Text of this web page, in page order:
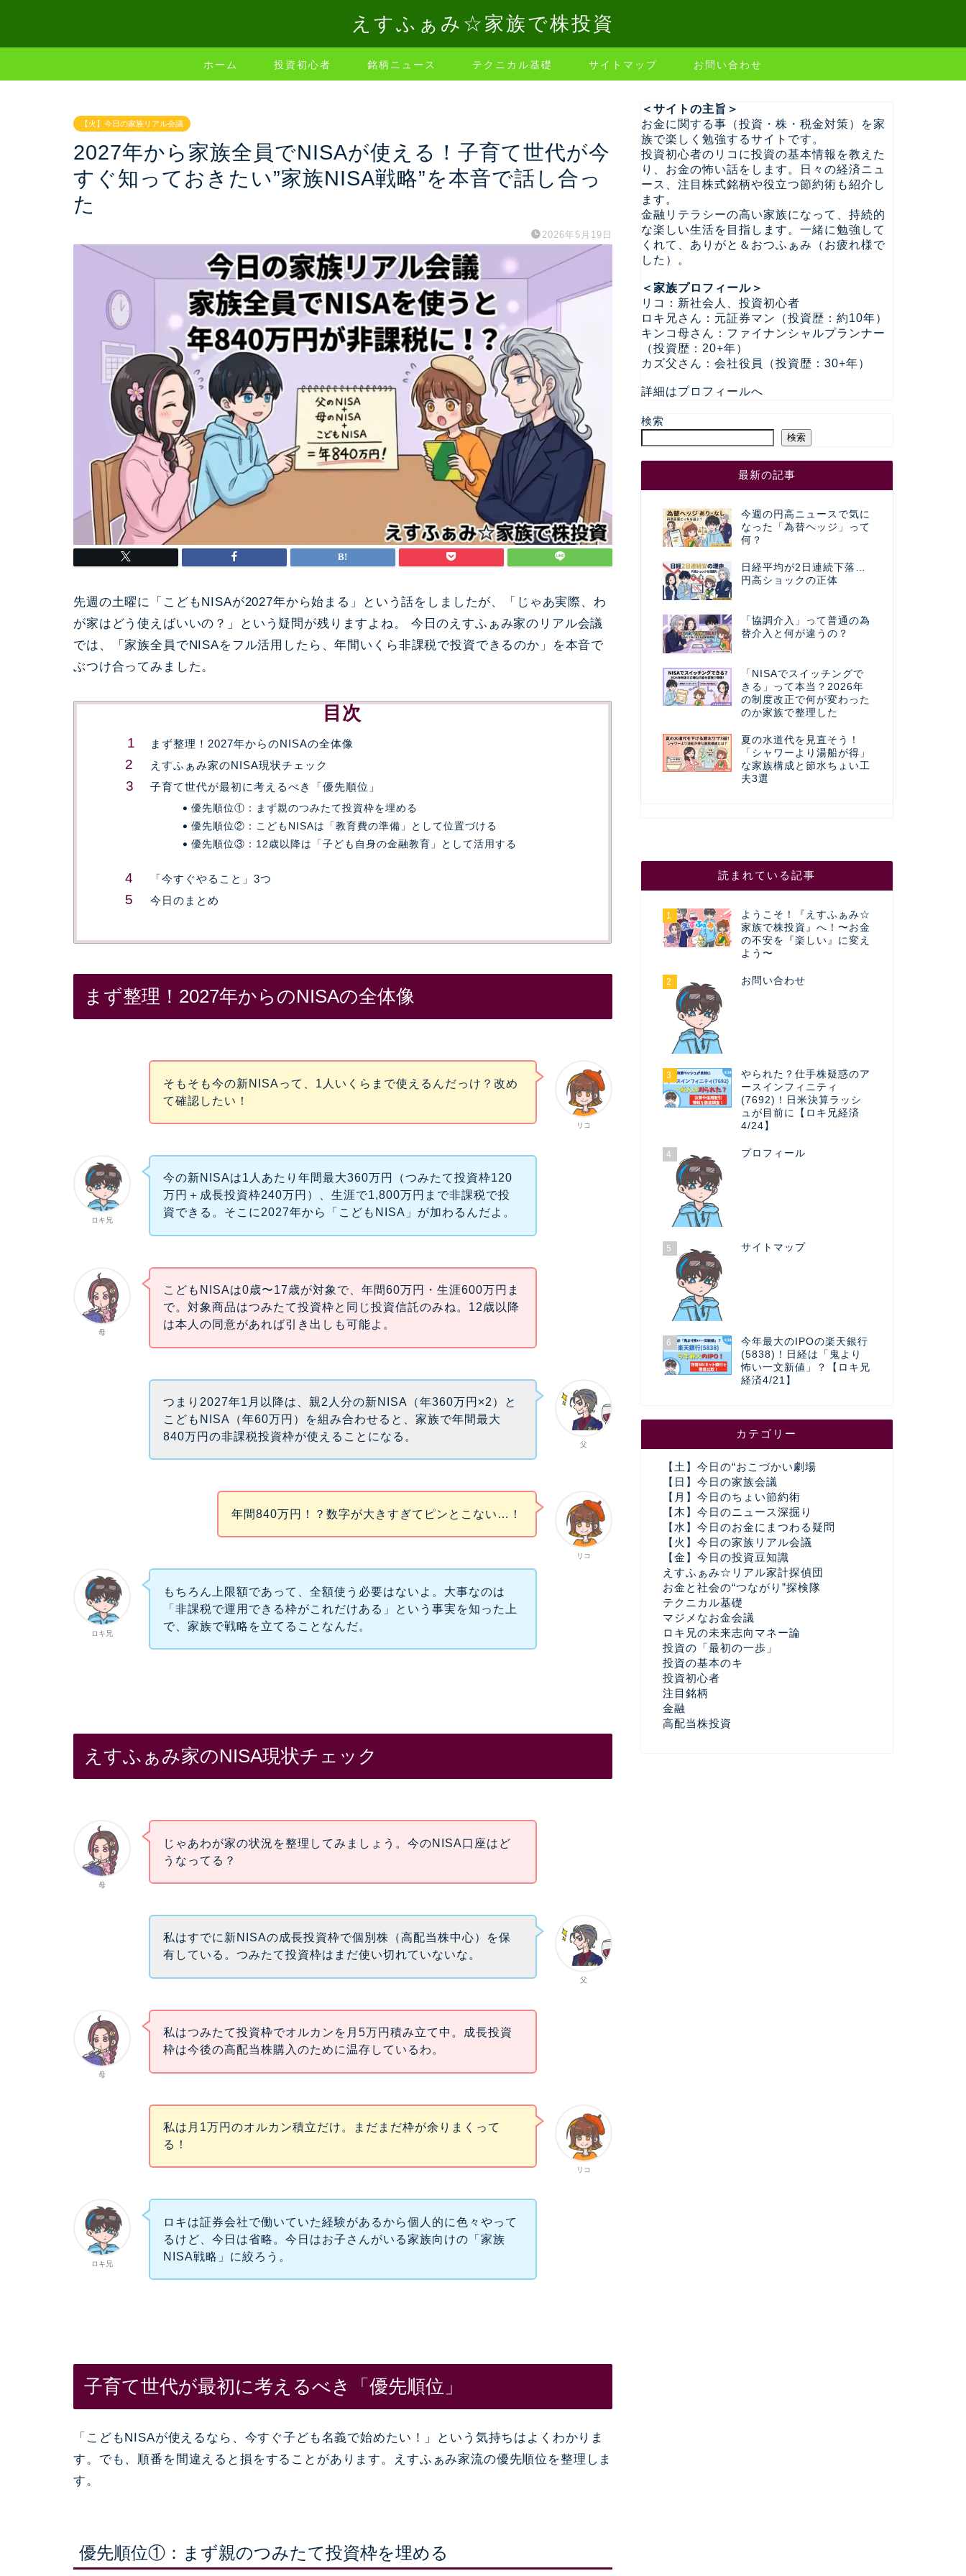
えすふぁみ☆家族で株投資
ホーム 投資初心者 銘柄ニュース テクニカル基礎 サイトマップ お問い合わせ
【火】今日の家族リアル会議
2027年から家族全員でNISAが使える！子育て世代が今
すぐ知っておきたい”家族NISA戦略”を本音で話し合っ
た
2026年5月19日
先週の土曜に「こどもNISAが2027年から始まる」という話をしましたが、「じゃあ実際、わ
が家はどう使えばいいの？」という疑問が残りますよね。 今日のえすふぁみ家のリアル会議
では、「家族全員でNISAをフル活用したら、年間いくら非課税で投資できるのか」を本音で
ぶつけ合ってみました。
目次
まず整理！2027年からのNISAの全体像
えすふぁみ家のNISA現状チェック
子育て世代が最初に考えるべき「優先順位」
優先順位①：まず親のつみたて投資枠を埋める
優先順位②：こどもNISAは「教育費の準備」として位置づける
優先順位③：12歳以降は「子ども自身の金融教育」として活用する
「今すぐやること」3つ
今日のまとめ
まず整理！2027年からのNISAの全体像
リコ
そもそも今の新NISAって、1人いくらまで使えるんだっけ？改め
て確認したい！
ロキ兄
今の新NISAは1人あたり年間最大360万円（つみたて投資枠120
万円＋成長投資枠240万円）、生涯で1,800万円まで非課税で投
資できる。そこに2027年から「こどもNISA」が加わるんだよ。
母
こどもNISAは0歳〜17歳が対象で、年間60万円・生涯600万円ま
で。対象商品はつみたて投資枠と同じ投資信託のみね。12歳以降
は本人の同意があれば引き出しも可能よ。
父
つまり2027年1月以降は、親2人分の新NISA（年360万円×2）と
こどもNISA（年60万円）を組み合わせると、家族で年間最大
840万円の非課税投資枠が使えることになる。
リコ
年間840万円！？数字が大きすぎてピンとこない…！
ロキ兄
もちろん上限額であって、全額使う必要はないよ。大事なのは
「非課税で運用できる枠がこれだけある」という事実を知った上
で、家族で戦略を立てることなんだ。
えすふぁみ家のNISA現状チェック
母
じゃあわが家の状況を整理してみましょう。今のNISA口座はど
うなってる？
父
私はすでに新NISAの成長投資枠で個別株（高配当株中心）を保
有している。つみたて投資枠はまだ使い切れていないな。
母
私はつみたて投資枠でオルカンを月5万円積み立て中。成長投資
枠は今後の高配当株購入のために温存しているわ。
リコ
私は月1万円のオルカン積立だけ。まだまだ枠が余りまくって
る！
ロキ兄
ロキは証券会社で働いていた経験があるから個人的に色々やって
るけど、今日は省略。今日はお子さんがいる家族向けの「家族
NISA戦略」に絞ろう。
子育て世代が最初に考えるべき「優先順位」
「こどもNISAが使えるなら、今すぐ子ども名義で始めたい！」という気持ちはよくわかりま
す。でも、順番を間違えると損をすることがあります。えすふぁみ家流の優先順位を整理しま
す。
優先順位①：まず親のつみたて投資枠を埋める
＜サイトの主旨＞
お金に関する事（投資・株・税金対策）を家
族で楽しく勉強するサイトです。
投資初心者のリコに投資の基本情報を教えた
り、お金の怖い話をします。日々の経済ニュ
ース、注目株式銘柄や役立つ節約術も紹介し
ます。
金融リテラシーの高い家族になって、持続的
な楽しい生活を目指します。一緒に勉強して
くれて、ありがと＆おつふぁみ（お疲れ様で
した）。
＜家族プロフィール＞
リコ：新社会人、投資初心者
ロキ兄さん：元証券マン（投資歴：約10年）
キンコ母さん：ファイナンシャルプランナー
（投資歴：20+年）
カズ父さん：会社役員（投資歴：30+年）
詳細はプロフィールへ
検索
検索
最新の記事
今週の円高ニュースで気に
なった「為替ヘッジ」って
何？
日経平均が2日連続下落…
円高ショックの正体
「協調介入」って普通の為
替介入と何が違うの？
「NISAでスイッチングで
きる」って本当？2026年
の制度改正で何が変わった
のか家族で整理した
夏の水道代を見直そう！
「シャワーより湯船が得」
な家族構成と節水ちょい工
夫3選
読まれている記事
1
ようこそ！『えすふぁみ☆
家族で株投資』へ！〜お金
の不安を『楽しい』に変え
よう〜
2 お問い合わせ
3
やられた？仕手株疑惑のア
ースインフィニティ
(7692)！日米決算ラッシ
ュが目前に【ロキ兄経済
4/24】
4 プロフィール
5 サイトマップ
6
今年最大のIPOの楽天銀行
(5838)！日経は「鬼より
怖い一文新値」？【ロキ兄
経済4/21】
カテゴリー
【土】今日の“おこづかい劇場
【日】今日の家族会議
【月】今日のちょい節約術
【木】今日のニュース深掘り
【水】今日のお金にまつわる疑問
【火】今日の家族リアル会議
【金】今日の投資豆知識
えすふぁみ☆リアル家計探偵団
お金と社会の“つながり”探検隊
テクニカル基礎
マジメなお金会議
ロキ兄の未来志向マネー論
投資の「最初の一歩」
投資の基本のキ
投資初心者
注目銘柄
金融
高配当株投資